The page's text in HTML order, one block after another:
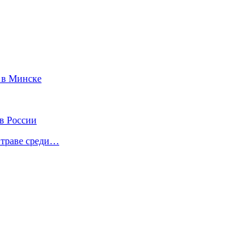
в Минске
России
среди…